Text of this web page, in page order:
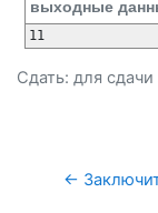
выходные
Сдать: для
←